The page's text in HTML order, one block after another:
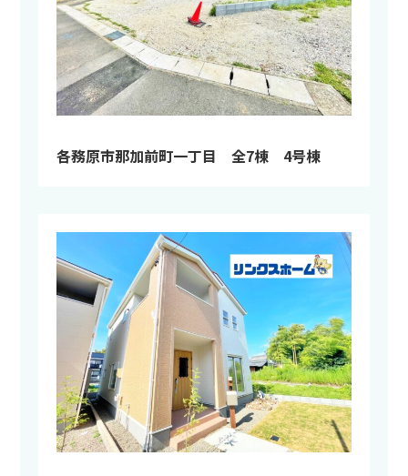
各務原市那加前町一丁目 全7棟 4号棟